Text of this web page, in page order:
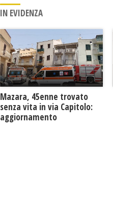
IN EVIDENZA
Mazara, 45enne trovato
senza vita in via Capitolo:
aggiornamento